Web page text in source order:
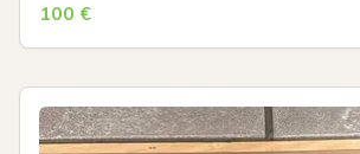
100 €